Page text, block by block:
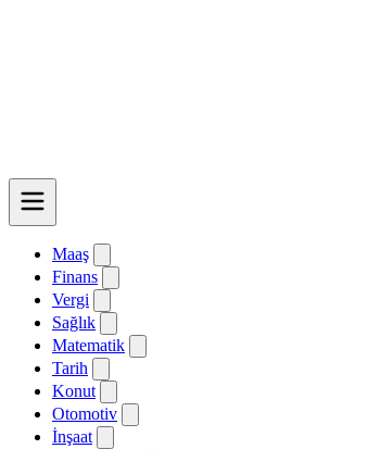
Maaş
Finans
Vergi
Sağlık
Matematik
Tarih
Konut
Otomotiv
İnşaat